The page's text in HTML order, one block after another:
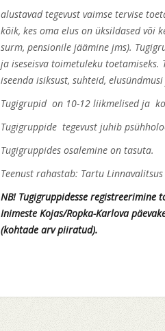
alustavad tegevust vaimse tervise
kõik, kes oma elus on üksildased või
surm, pensionile jäämine jms).
ja iseseisva toimetuleku
iseenda isiksust, suhteid,
Tugigrupid on 10-12 liikmelised ja
Tugigruppide tegevust juhib
Tugigruppides osalemine on tasuta.
Teenust rahastab: Tartu Linnavalitsus
NB! Tugigruppidesse
Inimeste Kojas/Ropka-Karlova
(kohtade arv